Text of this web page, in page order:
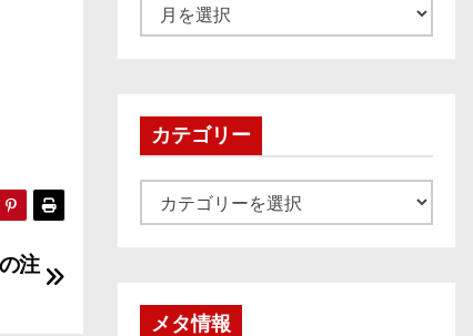
注
ー
ブカテゴリー
テ
メタ情報